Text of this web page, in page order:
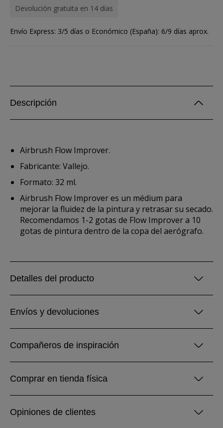
Devolución gratuita en 14 días
Envío Express: 3/5 días o Económico (España): 6/9 días aprox.
Descripción
Airbrush Flow Improver.
Fabricante: Vallejo.
Formato: 32 ml.
Airbrush Flow Improver es un médium para
mejorar la fluidez de la pintura y retrasar su secado.
Recomendamos 1-2 gotas de Flow Improver a 10
gotas de pintura dentro de la copa del aerógrafo.
Detalles del producto
Envíos y devoluciones
Compañeros de inspiración
Comprar en tienda física
Opiniones de clientes